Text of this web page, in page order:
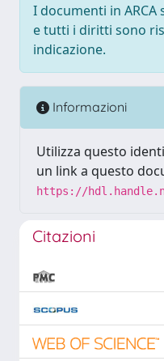
I documenti in
e tutti i diritti sono
indicazione.
Informazioni
Utilizza questo
un link a questo
https://
Citazioni